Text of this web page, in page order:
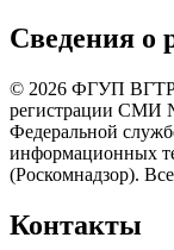
Сведения о
© 2026 ФГУП
регистрации СМИ
Федеральной
информационных
(Роскомнадзор).
Контакты